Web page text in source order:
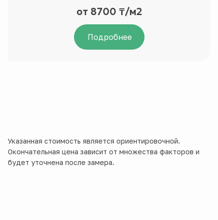
от 8700 ₸/м2
Подробнее
Указанная стоимость является ориентировочной.
Окончательная цена зависит от множества факторов и
будет уточнена после замера.